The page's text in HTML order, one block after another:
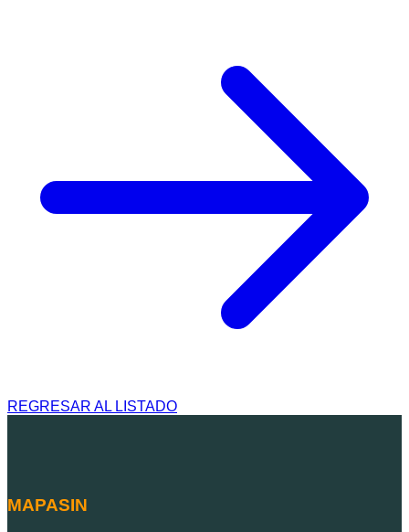
REGRESAR AL LISTADO
MAPASIN